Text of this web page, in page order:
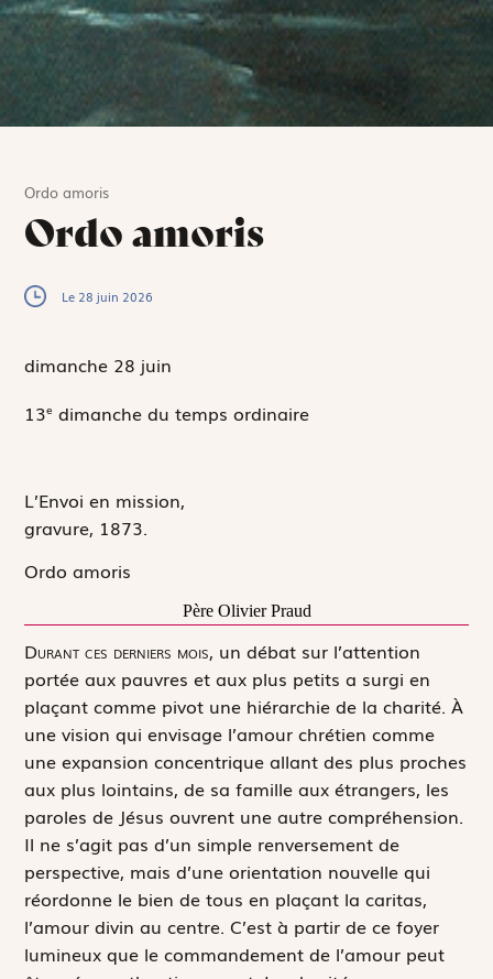
Ordo amoris
Ordo amoris
Le 28 juin 2026
dimanche 28 juin
13e dimanche du temps ordinaire
L’Envoi en mission,
gravure, 1873.
Ordo amoris
Père Olivier Praud
Durant ces derniers mois, un débat sur l’attention
portée aux pauvres et aux plus petits a surgi en
plaçant comme pivot une hiérarchie de la charité. À
une vision qui envisage l’amour chrétien comme
une expansion concentrique allant des plus proches
aux plus lointains, de sa famille aux étrangers, les
paroles de Jésus ouvrent une autre compréhension.
Il ne s’agit pas d’un simple renversement de
perspective, mais d’une orientation nouvelle qui
réordonne le bien de tous en plaçant lacaritas,
l’amour divin au centre. C’est à partir de ce foyer
lumineux que le commandement de l’amour peut